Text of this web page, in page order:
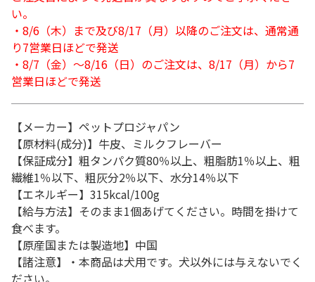
い。
・8/6（木）まで及び8/17（月）以降のご注文は、通常通
り7営業日ほどで発送
・8/7（金）～8/16（日）のご注文は、8/17（月）から7
営業日ほどで発送
【メーカー】ペットプロジャパン
【原材料(成分)】牛皮、ミルクフレーバー
【保証成分】粗タンパク質80％以上、粗脂肪1％以上、粗
繊維1％以下、粗灰分2％以下、水分14％以下
【エネルギー】315kcal/100g
【給与方法】そのまま1個あげてください。時間を掛けて
食べます。
【原産国または製造地】中国
【諸注意】・本商品は犬用です。犬以外には与えないでく
ださい。